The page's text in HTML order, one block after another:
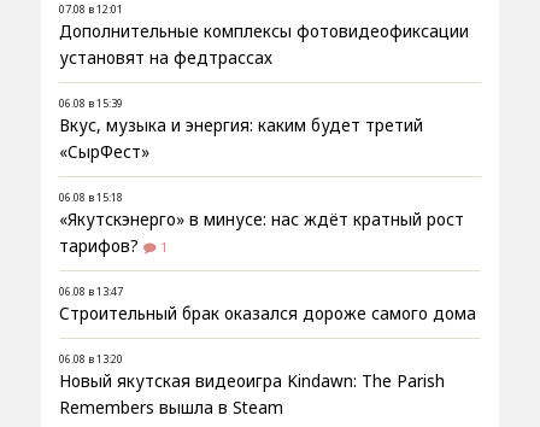
07.08 в 12:01
Дополнительные комплексы фотовидеофиксации
установят на федтрассах
06.08 в 15:39
Вкус, музыка и энергия: каким будет третий
«СырФест»
06.08 в 15:18
«Якутскэнерго» в минусе: нас ждёт кратный рост
тарифов?
1
06.08 в 13:47
Строительный брак оказался дороже самого дома
06.08 в 13:20
Новый якутская видеоигра Kindawn: The Parish
Remembers вышла в Steam